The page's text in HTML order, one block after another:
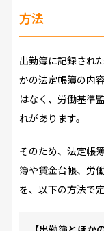
方法
出勤簿に記録され
かの法定帳簿の内
はなく、労働基準
れがあります。
そのため、法定帳
簿や賃金台帳、労
を、以下の方法で